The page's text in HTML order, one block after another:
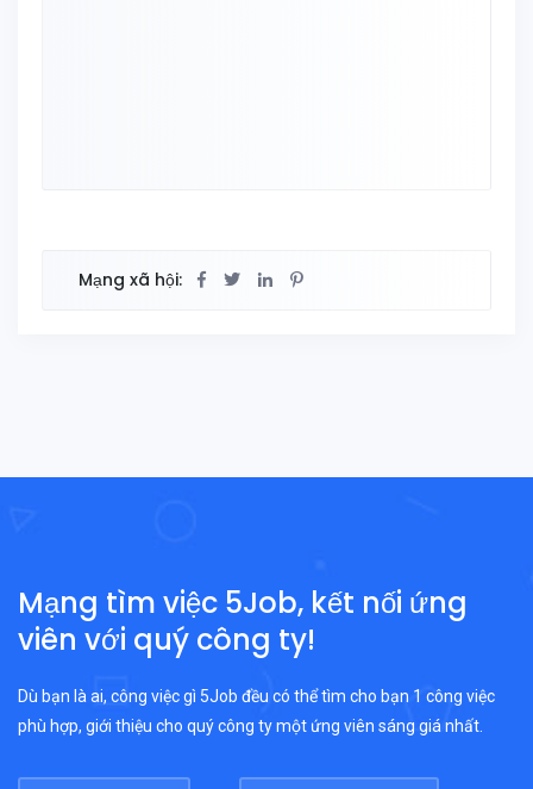
Mạng xã hội:
Mạng tìm việc 5Job, kết nối ứng
viên với quý công ty!
Dù bạn là ai, công việc gì 5Job đều có thể tìm cho bạn 1 công việc
phù hợp, giới thiệu cho quý công ty một ứng viên sáng giá nhất.